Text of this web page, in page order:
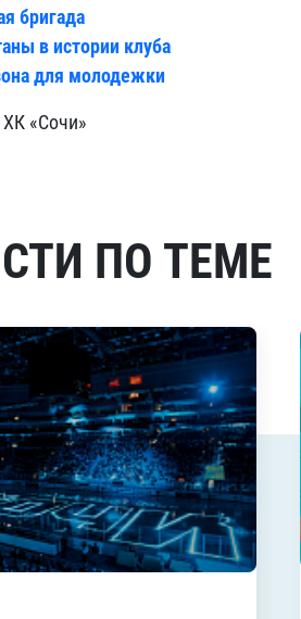
бригада
в истории клуба
для молодежки
«Сочи»
ПО ТЕМЕ